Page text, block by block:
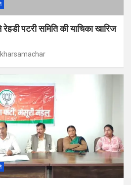
पटरी समिति की याचिका खारिज